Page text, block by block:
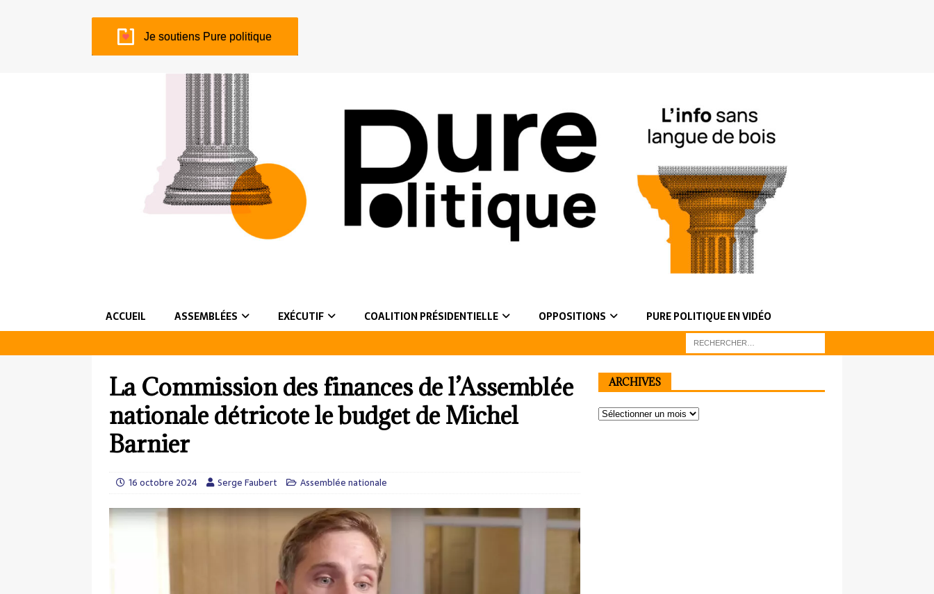
Je soutiens Pure politique
ACCUEIL ASSEMBLÉES EXÉCUTIF COALITION PRÉSIDENTIELLE OPPOSITIONS PURE POLITIQUE EN VIDÉO
La Commission des finances de l’Assemblée
nationale détricote le budget de Michel
Barnier
16 octobre 2024 Serge Faubert Assemblée nationale
ARCHIVES